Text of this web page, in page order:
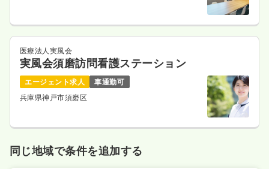
医療法人実風会
実風会須磨訪問看護ステーション
エージェント求人
車通勤可
兵庫県神戸市須磨区
同じ地域で条件を追加する